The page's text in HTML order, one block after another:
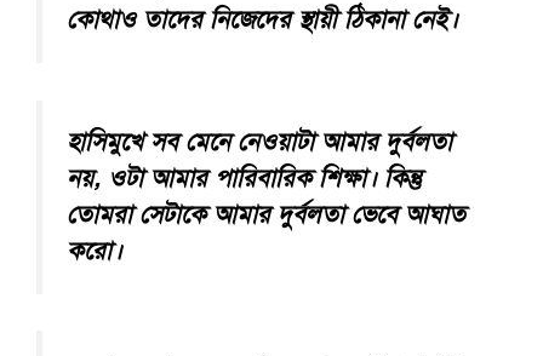
কোথাও তাদের নিজেদের স্থায়ী ঠিকানা নেই।
হাসিমুখে সব মেনে নেওয়াটা আমার দুর্বলতা
নয়, ওটা আমার পারিবারিক শিক্ষা। কিন্তু
তোমরা সেটাকে আমার দুর্বলতা ভেবে আঘাত
করো।